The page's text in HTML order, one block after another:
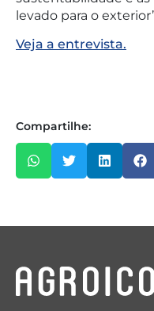
levado para o
Veja a entrevista.
Compartilhe: